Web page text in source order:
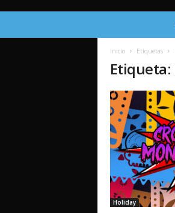
Inicio Etiquetas
Etiqueta:
Holiday